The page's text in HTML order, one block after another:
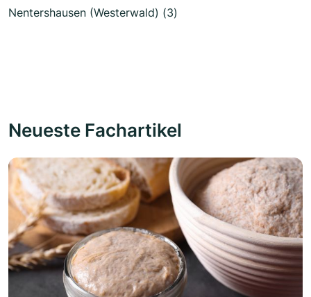
Nentershausen (Westerwald) (3)
Neueste Fachartikel